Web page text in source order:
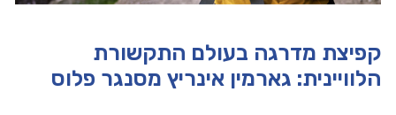
קפיצת מדרגה בעולם התקשורת
הלוויינית: גארמין אינריץ מסנגר פלוס